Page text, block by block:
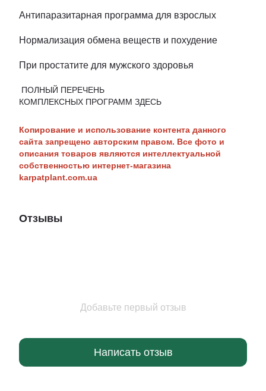
Антипаразитарная программа для взрослых
Нормализация обмена веществ и похудение
При простатите для мужского здоровья
ПОЛНЫЙ ПЕРЕЧЕНЬ
КОМПЛЕКСНЫХ ПРОГРАММ ЗДЕСЬ
Копирование и использование контента данного
сайта запрещено авторским правом. Все фото и
описания товаров являются интеллектуальной
собственностью интернет-магазина
karpatplant.com.ua
Отзывы
Добавьте первый отзыв
Написать отзыв